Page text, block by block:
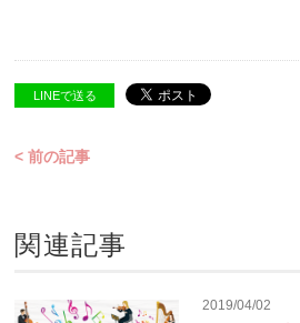
LINEで送る
< 前の記事
関連記事
2019/04/02